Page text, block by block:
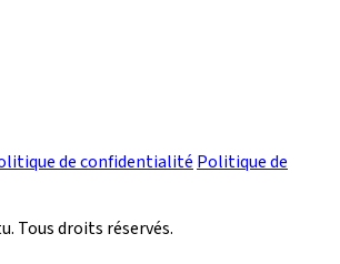
de confidentialité Politique de
Tous droits réservés.